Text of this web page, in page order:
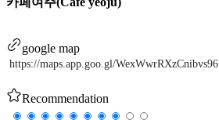
google map
https://maps.app.goo.gl/WexWwrRXzCnibvs96
Recommendation